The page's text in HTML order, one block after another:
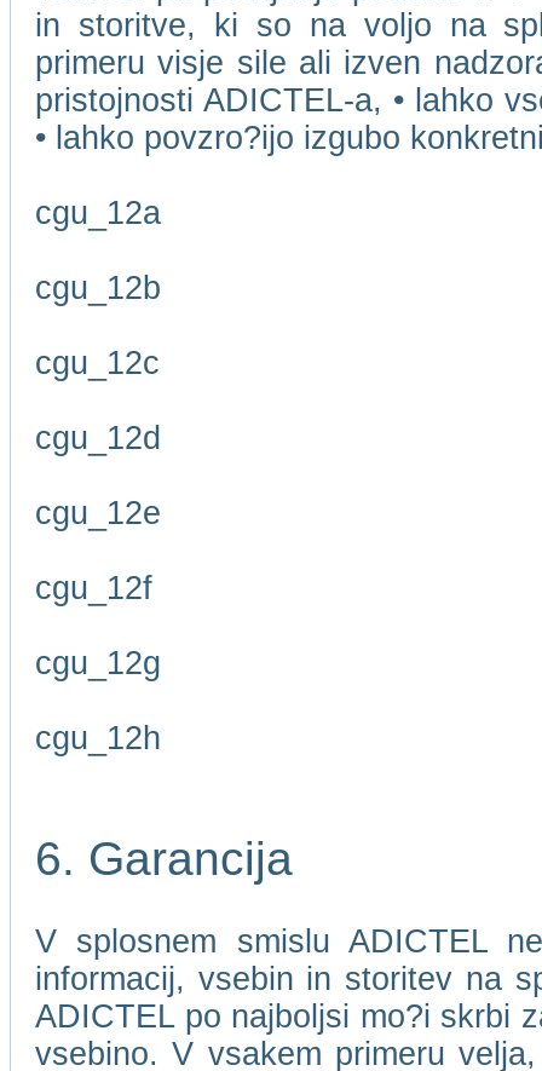
in storitve, ki so na voljo na
primeru visje sile ali izven
pristojnosti ADICTEL-a, • lahko
• lahko povzro?ijo izgubo
cgu_12a
cgu_12b
cgu_12c
cgu_12d
cgu_12e
cgu_12f
cgu_12g
cgu_12h
6. Garancija
V splosnem smislu ADICTEL
informacij, vsebin in storitev na
ADICTEL po najboljsi mo?i skrbi
vsebino. V vsakem primeru